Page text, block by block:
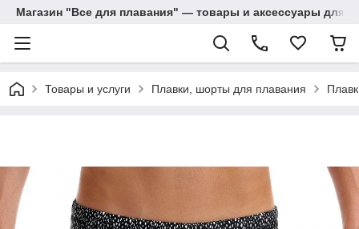
Магазин "Все для плавания" — товары и аксессуары для
Товары и услуги Плавки, шорты для плавания